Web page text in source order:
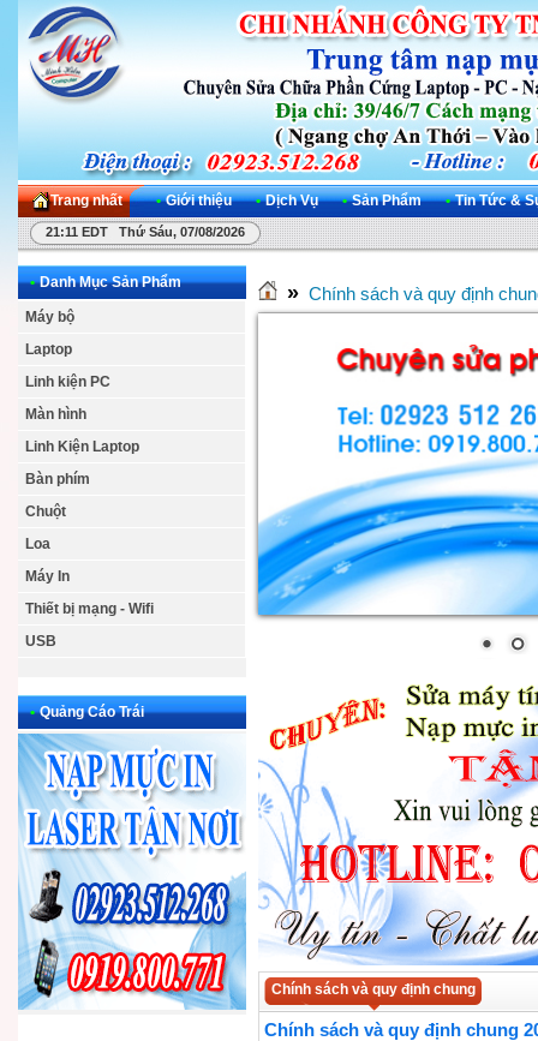
Trang nhất • Giới thiệu • Dịch Vụ • Sản Phẩm • Tin Tức &
21:11 EDT Thứ Sáu, 07/08/2026
• Danh Mục Sản Phẩm
Máy bộ
Laptop
Linh kiện PC
Màn hình
Linh Kiện Laptop
Bàn phím
Chuột
Loa
Máy In
Thiết bị mạng - Wifi
USB
• Quảng Cáo Trái
» Chính sách và quy định
Chính sách và quy định chung
Chính sách và quy định chung